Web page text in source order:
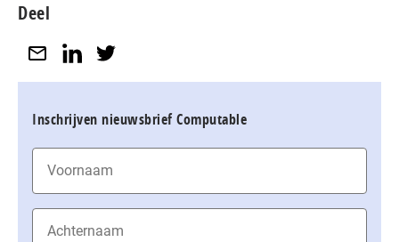
Deel
Inschrijven nieuwsbrief Computable